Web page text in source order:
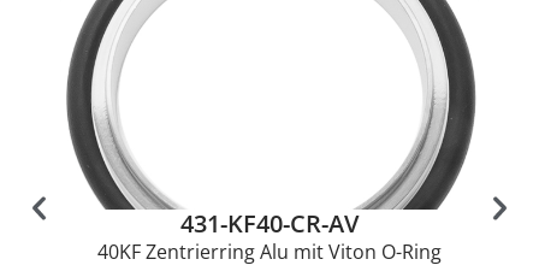
431-KF40-CR-AV
40KF Zentrierring Alu mit Viton O-Ring